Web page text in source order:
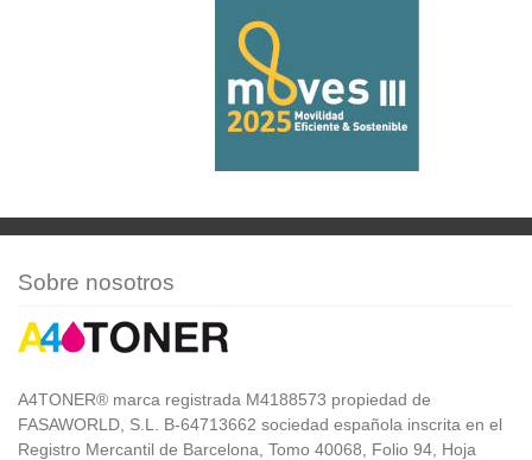
Sobre nosotros
A4TONER® marca registrada M4188573 propiedad de
FASAWORLD, S.L. B-64713662 sociedad española inscrita en el
Registro Mercantil de Barcelona, Tomo 40068, Folio 94, Hoja